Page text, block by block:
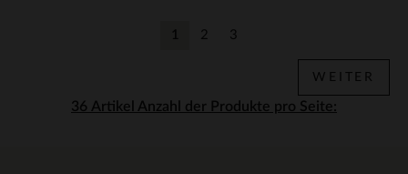
Anzahl der Produkte pro Seite:
1 2 3
WEITER